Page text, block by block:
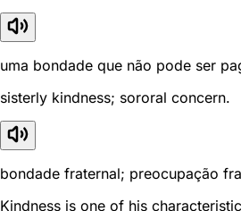
uma bondade que não pode ser
sisterly kindness; sororal concern.
bondade fraternal; preocupação
Kindness is one of his